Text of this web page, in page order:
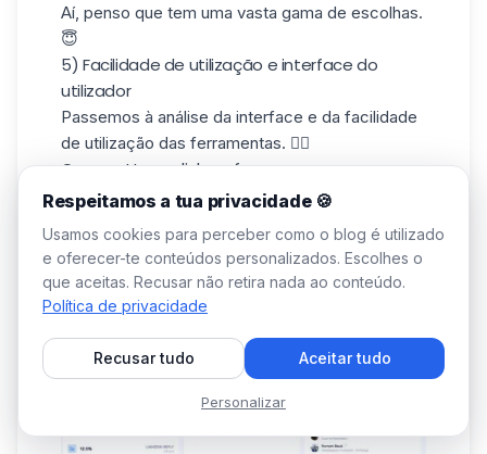
Aí, penso que tem uma vasta gama de escolhas.
😇
5) Facilidade de utilização e interface do
utilizador
Passemos à análise da interface e da facilidade
de utilização das ferramentas. 👇🏼
O que o Humanlinker oferece
Os gráficos são bastante neutros, com uma
primárias. 😇
Respeitamos a tua privacidade 🍪
Usamos cookies para perceber como o blog é utilizado
e oferecer-te conteúdos personalizados. Escolhes o
que aceitas. Recusar não retira nada ao conteúdo.
Política de privacidade
Recusar tudo Aceitar tudo
Personalizar